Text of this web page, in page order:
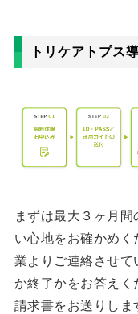
トリケアトプス
まずは最大３ヶ月
い心地をお確かめ
業よりご連絡させ
か終了かをお答えく
請求書をお送りしま